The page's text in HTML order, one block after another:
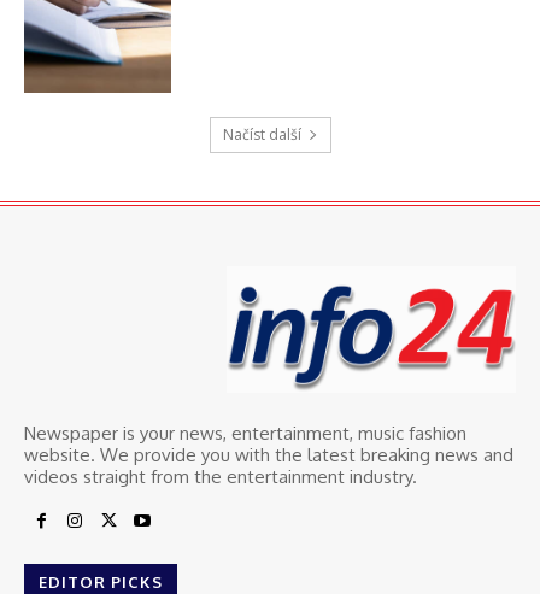
Načíst další
Newspaper is your news, entertainment, music fashion
website. We provide you with the latest breaking news and
videos straight from the entertainment industry.
EDITOR PICKS